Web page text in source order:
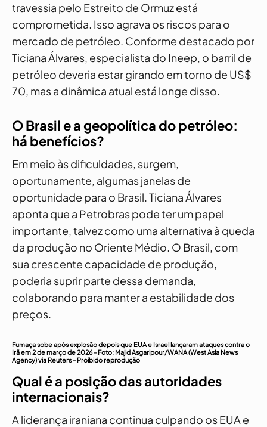
travessia pelo Estreito de Ormuz está
comprometida. Isso agrava os riscos para o
mercado de petróleo. Conforme destacado por
Ticiana Álvares, especialista do Ineep, o barril de
petróleo deveria estar girando em torno de US$
70, mas a dinâmica atual está longe disso.
O Brasil e a geopolítica do petróleo:
há benefícios?
Em meio às dificuldades, surgem,
oportunamente, algumas janelas de
oportunidade para o Brasil. Ticiana Álvares
aponta que a Petrobras pode ter um papel
importante, talvez como uma alternativa à queda
da produção no Oriente Médio. O Brasil, com
sua crescente capacidade de produção,
poderia suprir parte dessa demanda,
colaborando para manter a estabilidade dos
preços.
Fumaça sobe após explosão depois que EUA e Israel lançaram ataques contra o
Irã em 2 de março de 2026 - Foto: Majid Asgaripour/WANA (West Asia News
Agency) via Reuters - Proibido reprodução
Qual é a posição das autoridades
internacionais?
A liderança iraniana continua culpando os EUA e